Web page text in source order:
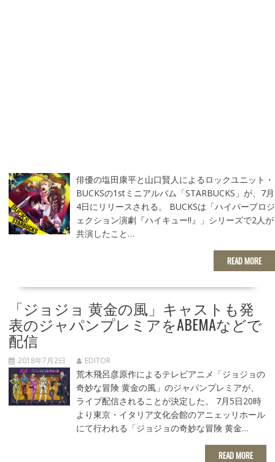
俳優の塩田康平と山口賢人によるロックユニット・
BUCKSの1stミニアルバム「STARBUCKS」が、7月
4日にリリースされる。 BUCKSは「ハイパープロジ
ェクション演劇『ハイキュー!!』」シリーズで2人が
共演したこと…
READ MORE
「ジョジョ 黄金の風」キャストも発
表のジャパンプレミアをABEMAなどで
配信
2018年7月2日 EDITOR
荒木飛呂彦原作によるテレビアニメ「ジョジョの
奇妙な冒険 黄金の風」のジャパンプレミアが、
ライブ配信されることが決定した。 7月5日20時
より東京・イタリア文化会館のアニェッリホール
にて行われる「ジョジョの奇妙な冒険 黄金…
READ MORE